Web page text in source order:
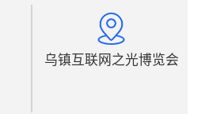
乌镇互联网之光博览会